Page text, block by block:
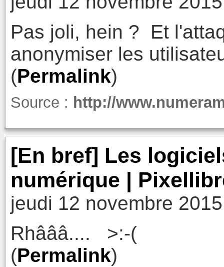
Pas joli, hein ? Et
anonymiser les
(Permalink)
Source : http://
[En bref] Les
numérique |
jeudi 12 novembre
Rhâââ.... >:-(
(Permalink)